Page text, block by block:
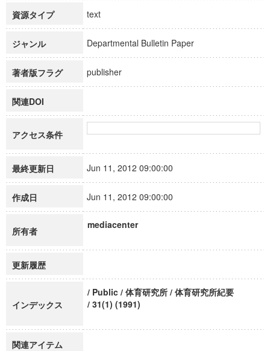
資源タイプ text
ジャンル Departmental Bulletin Paper
著者版フラグ publisher
関連DOI
アクセス条件
最終更新日 Jun 11, 2012 09:00:00
作成日 Jun 11, 2012 09:00:00
所有者
mediacenter
更新履歴
インデックス
/ Public / 体育研究所 / 体育研究所紀要
/ 31(1) (1991)
関連アイテム